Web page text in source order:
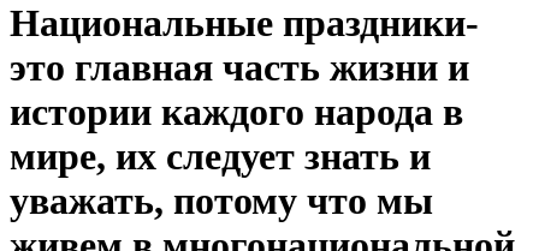
Национальные праздники-
это главная часть жизни и
истории каждого народа в
мире, их следует знать и
уважать, потому что мы